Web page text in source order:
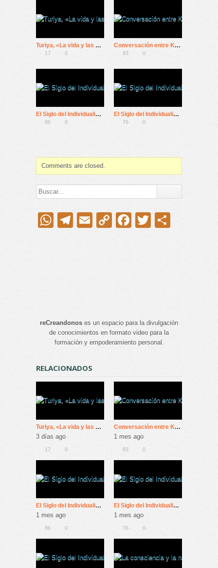
Turiya, «La vida y las enseñanzas de Ramana Maharshi»
17 0
Conversación entre Krishnamurti y Bernard Levin (BBC-1981)
83 0
El Siglo del Individualismo: 4º Máquinas De Felicidad
86 0
El Siglo del Individualismo: 3º Máquinas De Felicidad
76 0
Comments are closed.
WhatsApp
Telegram
EmailCopyFacebook
Twitter
reCreandonos es un espacio para la divulgación
de conocimientos en formato video para la
formación y empoderamiento personal.
RELACIONADOS
Turiya, «La vida y las enseñanzas de Ramana Maharshi»
3 días ago
17 0
Conversación entre Krishnamurti y Bernard Levin (BBC-1981)
1 mes ago
83 0
El Siglo del Individualismo: 4º Máquinas De Felicidad
1 mes ago
86 0
El Siglo del Individualismo: 3º Máquinas De Felicidad
1 mes ago
76 0